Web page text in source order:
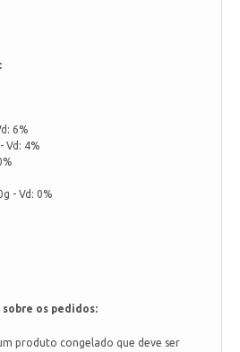
6%
Vd: 4%
- Vd: 0%
os pedidos:
produto congelado que deve ser